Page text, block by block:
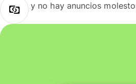
y no hay anuncios